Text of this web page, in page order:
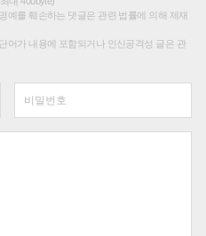
예를 훼손하는 댓글은 관련 법률에 의해 제재
어가 내용에 포함되거나 인신공격성 글은 관